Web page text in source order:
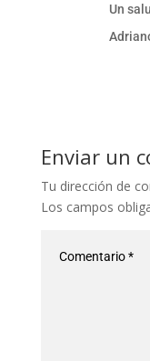
Un
Enviar un
Tu dirección de
Los campos